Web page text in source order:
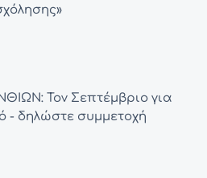
Τον Σεπτέμβριο για
- δηλώστε συμμετοχή